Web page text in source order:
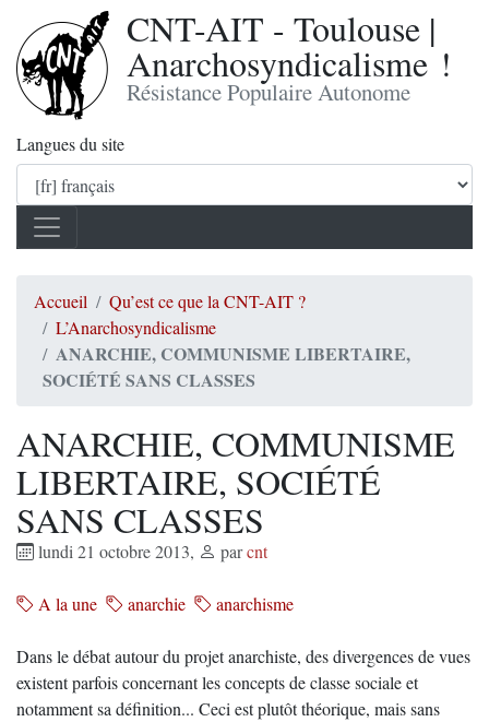
CNT-AIT - Toulouse |
Anarchosyndicalisme !
Résistance Populaire Autonome
Langues du site
Accueil
Qu’est ce que la CNT-AIT ?
L’Anarchosyndicalisme
ANARCHIE, COMMUNISME LIBERTAIRE,
SOCIÉTÉ SANS CLASSES
ANARCHIE, COMMUNISME
LIBERTAIRE, SOCIÉTÉ
SANS CLASSES
lundi 21 octobre 2013, parcnt
A la une anarchie anarchisme
Dans le débat autour du projet anarchiste, des divergences de vues
existent parfois concernant les concepts de classe sociale et
notamment sa définition... Ceci est plutôt théorique, mais sans